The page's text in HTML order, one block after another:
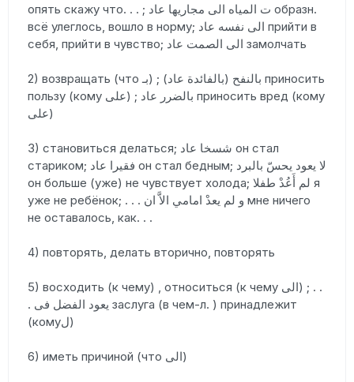
опять скажу что. . . ; ت المياه الى مجاريها عاد образн.
всё улеглось, вошло в норму; الى نفسه عاد прийти в
себя, прийти в чувство; الى الصمت عاد замолчать
2) возвращать (что بـ) ; (بالنفح (بالفائدة عاد приносить
пользу (кому على) ; بالضرر عاد приносить вред (кому
على)
3) становиться делаться; شسخا عاد он стал
стариком; فقيرا عاد он стал бедным; لا يعود يحسّ بالبرد
он больше (уже) не чувствует холода; لم أَعُدْ طفلا я
уже не ребёнок; . . . و لم يعدْ امامي الاَّ ان мне ничего
не оставалось, как. . .
4) повторять, делать вторично, повторять
5) восходить (к чему) , относиться (к чему الى) ; . .
. يعود الفضل فى заслуга (в чем-л. ) принадлежит
(комуل)
6) иметь причиной (что الى)